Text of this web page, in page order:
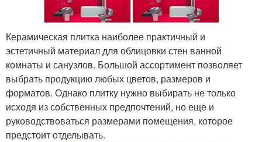
Керамическая плитка наиболее практичный и
эстетичный материал для облицовки стен ванной
комнаты и санузлов. Большой ассортимент позволяет
выбрать продукцию любых цветов, размеров и
форматов. Однако плитку нужно выбирать не только
исходя из собственных предпочтений, но еще и
руководствоваться размерами помещения, которое
предстоит отделывать.